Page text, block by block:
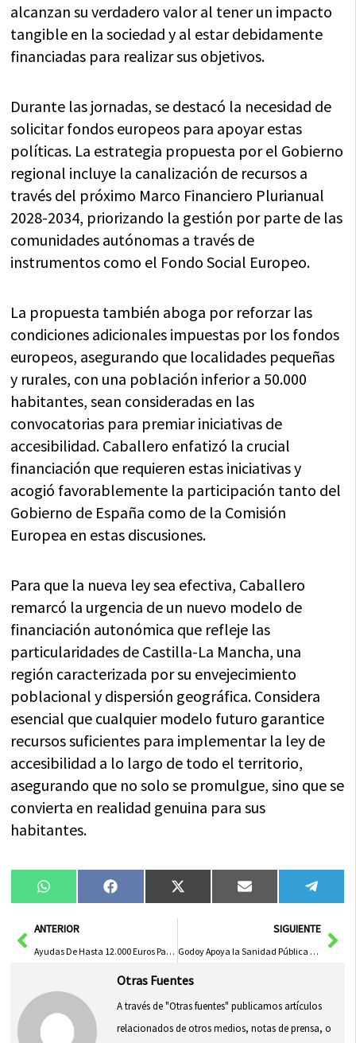
alcanzan su verdadero valor al tener un impacto
tangible en la sociedad y al estar debidamente
financiadas para realizar sus objetivos.
Durante las jornadas, se destacó la necesidad de
solicitar fondos europeos para apoyar estas
políticas. La estrategia propuesta por el Gobierno
regional incluye la canalización de recursos a
través del próximo Marco Financiero Plurianual
2028-2034, priorizando la gestión por parte de las
comunidades autónomas a través de
instrumentos como el Fondo Social Europeo.
La propuesta también aboga por reforzar las
condiciones adicionales impuestas por los fondos
europeos, asegurando que localidades pequeñas
y rurales, con una población inferior a 50.000
habitantes, sean consideradas en las
convocatorias para premiar iniciativas de
accesibilidad. Caballero enfatizó la crucial
financiación que requieren estas iniciativas y
acogió favorablemente la participación tanto del
Gobierno de España como de la Comisión
Europea en estas discusiones.
Para que la nueva ley sea efectiva, Caballero
remarcó la urgencia de un nuevo modelo de
financiación autonómica que refleje las
particularidades de Castilla-La Mancha, una
región caracterizada por su envejecimiento
poblacional y dispersión geográfica. Considera
esencial que cualquier modelo futuro garantice
recursos suficientes para implementar la ley de
accesibilidad a lo largo de todo el territorio,
asegurando que no solo se promulgue, sino que se
convierta en realidad genuina para sus
habitantes.
Compartir
en
WhatsAppCompartir
en
FacebookCompartir
en
X
(Twitter)
Compartir
en
Email
en
AntANTERIOR
Ayudas De Hasta 12.000 Euros Para Estudiantes Universitarios En Zonas Despobladas De Castilla-La Mancha
SIGUIENTE
Godoy Apoya la Sanidad Pública de Castilla-La Mancha Ante un PP Alineado con Génova
Otras Fuentes
A través de "Otras fuentes" publicamos artículos
relacionados de otros medios, notas de prensa, o